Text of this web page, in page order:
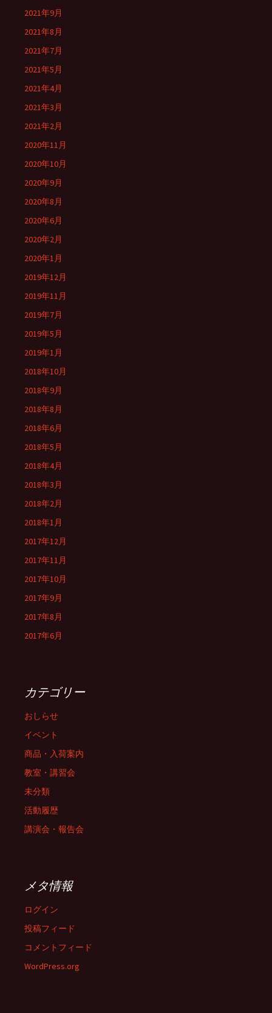
2021年9月
2021年8月
2021年7月
2021年5月
2021年4月
2021年3月
2021年2月
2020年11月
2020年10月
2020年9月
2020年8月
2020年6月
2020年2月
2020年1月
2019年12月
2019年11月
2019年7月
2019年5月
2019年1月
2018年10月
2018年9月
2018年8月
2018年6月
2018年5月
2018年4月
2018年3月
2018年2月
2018年1月
2017年12月
2017年11月
2017年10月
2017年9月
2017年8月
2017年6月
カテゴリー
おしらせ
イベント
商品・入荷案内
教室・講習会
未分類
活動履歴
講演会・報告会
メタ情報
ログイン
投稿フィード
コメントフィード
WordPress.org